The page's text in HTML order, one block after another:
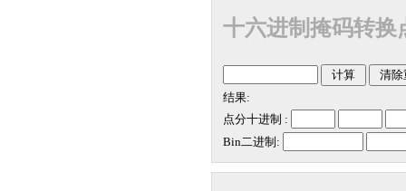
十六进制掩码转换
结果:
点分十进制 :
Bin二进制: